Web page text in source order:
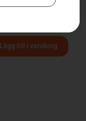
Lägg till i varukorg